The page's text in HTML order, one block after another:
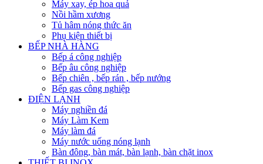
Máy xay, ép hoa quả
Nồi hầm xương
Tủ hâm nóng thức ăn
Phụ kiện thiết bị
BẾP NHÀ HÀNG
Bếp á công nghiệp
Bếp âu công nghiệp
Bếp chiên , bếp rán , bếp nướng
Bếp gas công nghiệp
ĐIỆN LẠNH
Máy nghiền đá
Máy Làm Kem
Máy làm đá
Máy nước uống nóng lạnh
Bàn đông, bàn mát, bàn lạnh, bàn chặt inox